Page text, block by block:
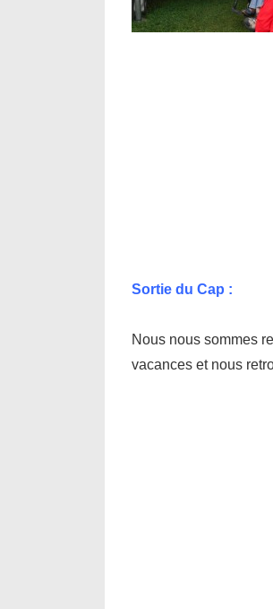
Sortie du Cap :
Nous nous sommes
vacances et nous